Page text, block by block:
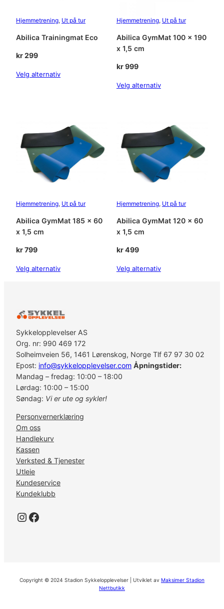
lHjemmetrening, Ut på tur
Abilica Trainingmat Eco
kr299
Velg alternativ
Hjemmetrening, Ut på tur
Abilica GymMat 100 x 190
x 1,5 cm
kr999
Velg alternativ
Hjemmetrening, Ut på tur
Abilica GymMat 185 x 60
x 1,5 cm
kr799
Velg alternativ
Hjemmetrening, Ut på tur
Abilica GymMat 120 x 60
x 1,5 cm
kr499
Velg alternativ
Sykkelopplevelser AS
Org. nr: 990 469 172
Solheimveien 56, 1461 Lørenskog, Norge Tlf 67 97 30 02
Epost: info@sykkelopplevelser.com Åpningstider:
Mandag – fredag: 10:00 – 18:00
Lørdag: 10:00 – 15:00
Søndag: Vi er ute og sykler!
Personvernerklæring
Om oss
Handlekurv
Kassen
Verksted & Tjenester
Utleie
Kundeservice
Kundeklubb
Instagram Facebook
Copyright © 2024 Stadion Sykkelopplevelser | Utviklet av Maksimer Stadion
Nettbutikk